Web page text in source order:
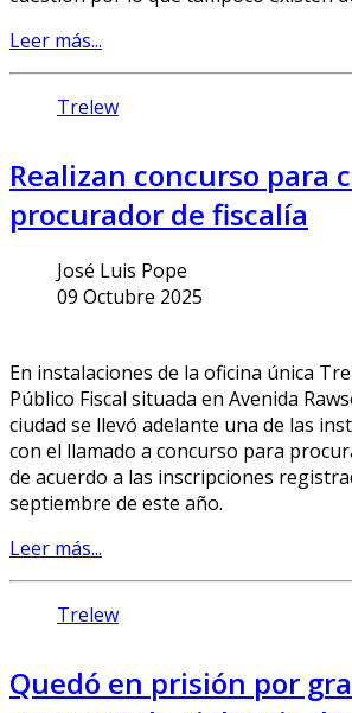
Leer más...
Trelew
Realizan concurso para
procurador de fiscalía
José Luis Pope
09 Octubre 2025
En instalaciones de la oficina única
Público Fiscal situada en Avenida
ciudad se llevó adelante una de las
con el llamado a concurso para
de acuerdo a las inscripciones
septiembre de este año.
Leer más...
Trelew
Quedó en prisión por